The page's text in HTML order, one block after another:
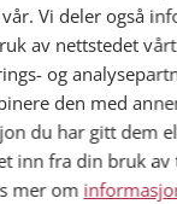
og lag en
våre
du tar kontakt
Vi deler også
av nettstedet
og
den med
du har gitt dem
inn fra din bruk av
mer om